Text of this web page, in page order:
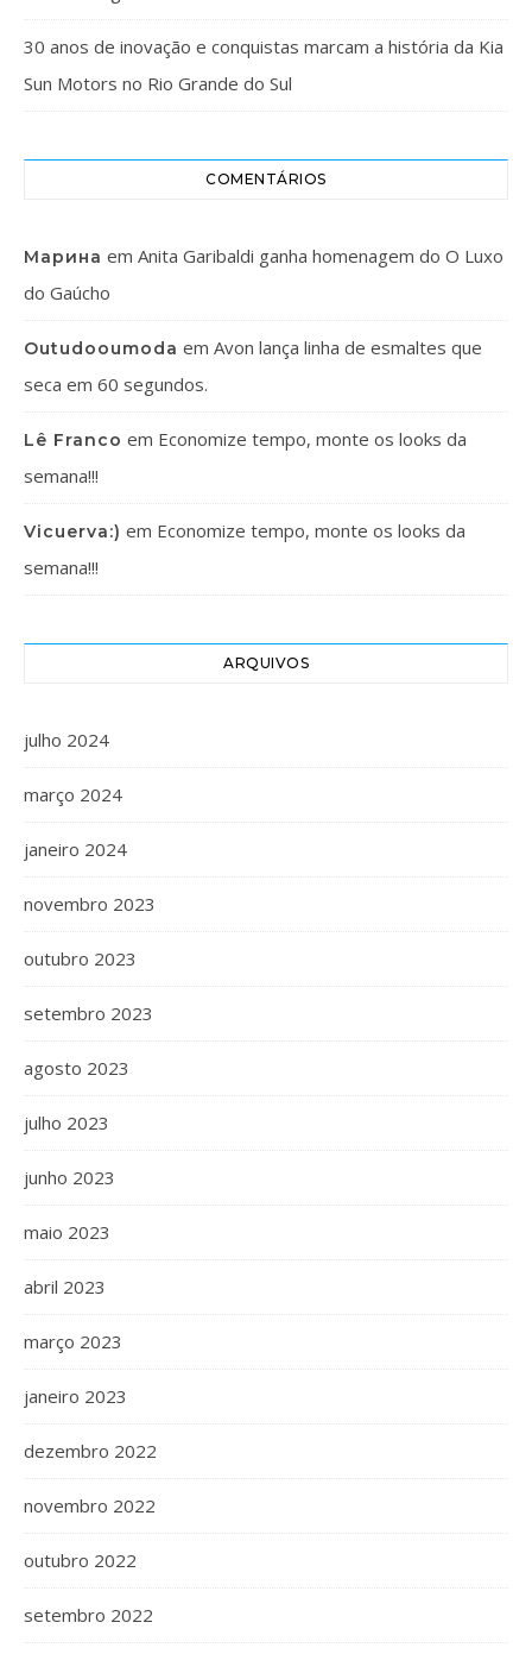
30 anos de inovação e conquistas marcam a história da Kia
Sun Motors no Rio Grande do Sul
COMENTÁRIOS
Марина em Anita Garibaldi ganha homenagem do O Luxo
do Gaúcho
Outudooumoda em Avon lança linha de esmaltes que
seca em 60 segundos.
Lê Franco em Economize tempo, monte os looks da
semana!!!
Vicuerva:) em Economize tempo, monte os looks da
semana!!!
ARQUIVOS
julho 2024
março 2024
janeiro 2024
novembro 2023
outubro 2023
setembro 2023
agosto 2023
julho 2023
junho 2023
maio 2023
abril 2023
março 2023
janeiro 2023
dezembro 2022
novembro 2022
outubro 2022
setembro 2022